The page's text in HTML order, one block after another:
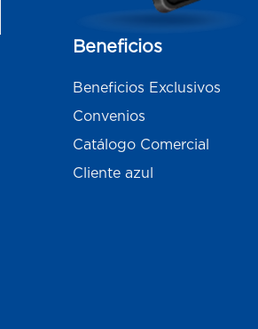
Beneficios
Beneficios Exclusivos
Convenios
Catálogo Comercial
Cliente azul